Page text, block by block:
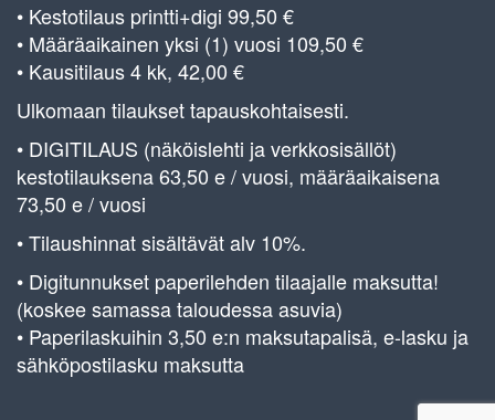
• Kestotilaus printti+digi 99,50 €
• Määräaikainen yksi (1) vuosi 109,50 €
• Kausitilaus 4 kk, 42,00 €
Ulkomaan tilaukset tapauskohtaisesti.
• DIGITILAUS (näköislehti ja verkkosisällöt)
kestotilauksena 63,50 e / vuosi, määräaikaisena
73,50 e / vuosi
• Tilaushinnat sisältävät alv 10%.
• Digitunnukset paperilehden tilaajalle maksutta!
(koskee samassa taloudessa asuvia)
• Paperilaskuihin 3,50 e:n maksutapalisä, e-lasku ja
sähköpostilasku maksutta